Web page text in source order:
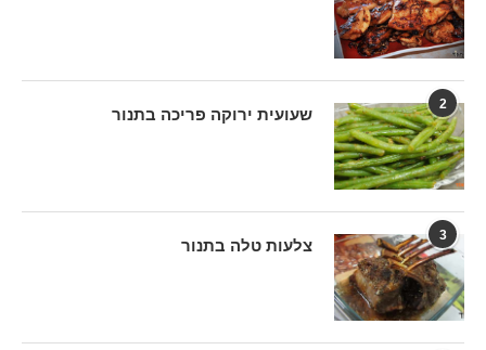
2
שעועית ירוקה פריכה בתנור
3
צלעות טלה בתנור